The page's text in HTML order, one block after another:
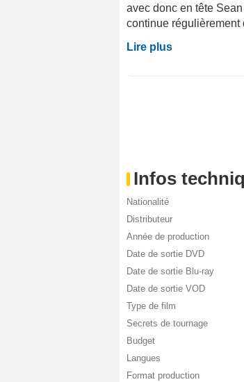
avec donc en tête
continue régulièrement
Lire plus
Infos
Nationalité
Distributeur
Année de production
Date de sortie DVD
Date de sortie Blu-ray
Date de sortie VOD
Type de film
Secrets de tournage
Budget
Langues
Format production